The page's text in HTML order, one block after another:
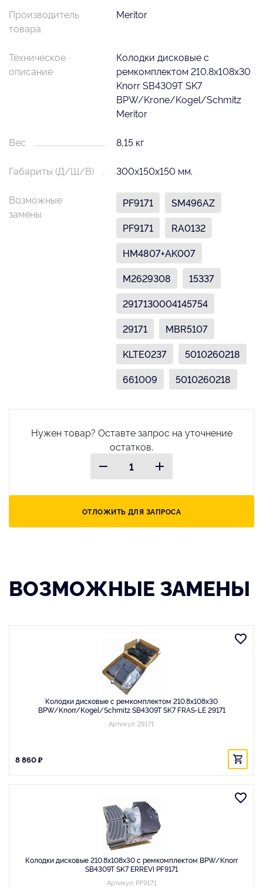
Производитель
товара
Meritor
Техническое
описание
Колодки дисковые с
ремкомплектом 210.8x108x30
Knorr SB4309T SK7
BPW/Krone/Kogel/Schmitz
Meritor
Вес 8,15 кг
Габариты (Д/Ш/В) 300х150х150 мм.
Возможные
замены
PF9171
SM496AZ
PF9171
RA0132
HM4807+AK007
M2629308
15337
2917130004145754
29171
MBR5107
KLTE0237
5010260218
661009
5010260218
Нужен товар? Оставте запрос на уточнение
остатков.
ОТЛОЖИТЬ ДЛЯ ЗАПРОСА
ВОЗМОЖНЫЕ ЗАМЕНЫ
Колодки дисковые с ремкомплектом 210.8x108x30
BPW/Knorr/Kogel/Schmitz SB4309T SK7 FRAS-LE 29171
Артикул: 29171
8 860 ₽
Колодки дисковые 210.8x108x30 с ремкомплектом BPW/Knorr
SB4309T SK7 ERREVI PF9171
Артикул: PF9171